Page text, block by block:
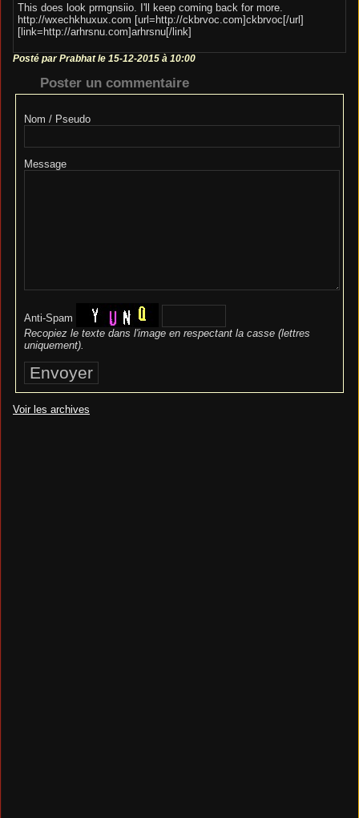
This does look prmgnsiio. I'll keep coming back for more.
http://wxechkhuxux.com [url=http://ckbrvoc.com]ckbrvoc[/url]
[link=http://arhrsnu.com]arhrsnu[/link]
Posté par Prabhat le 15-12-2015 à 10:00
Poster un commentaire
Nom / Pseudo
Message
Anti-Spam
Recopiez le texte dans l'image en respectant la casse (lettres
uniquement).
Voir les archives